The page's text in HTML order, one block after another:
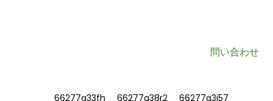
問い合わせ